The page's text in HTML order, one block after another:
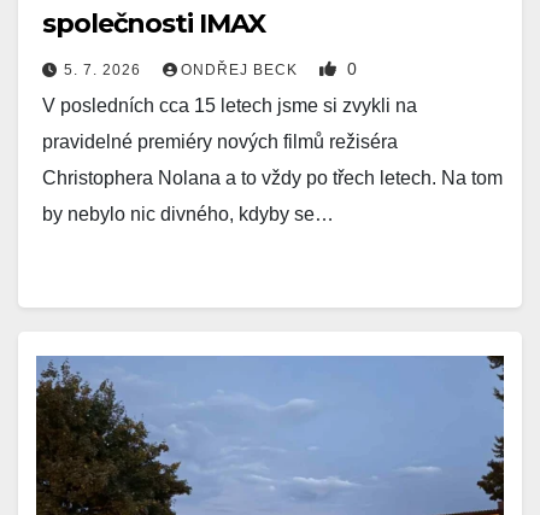
společnosti IMAX
5. 7. 2026 ONDŘEJ BECK 0
V posledních cca 15 letech jsme si zvykli na
pravidelné premiéry nových filmů režiséra
Christophera Nolana a to vždy po třech letech. Na tom
by nebylo nic divného, kdyby se…